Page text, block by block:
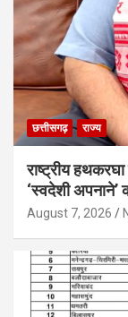
छत्तीसगढ़ राज्य
राष्ट्रीय
‘स्वदेशी अपनाने’
August 7, 2026